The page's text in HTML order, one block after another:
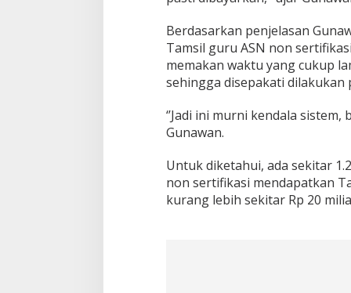
Berdasarkan penjelasan
Tamsil guru ASN non
memakan waktu yang cukup
sehingga disepakati dilakukan
‘’Jadi ini murni kendala
Gunawan.
Untuk diketahui, ada sekitar
non sertifikasi mendapatkan
kurang lebih sekitar Rp 20